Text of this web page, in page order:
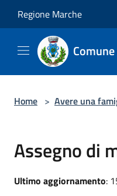
Regione Marche
Home > Avere una
Assegno di
Ultimo aggiornamento: